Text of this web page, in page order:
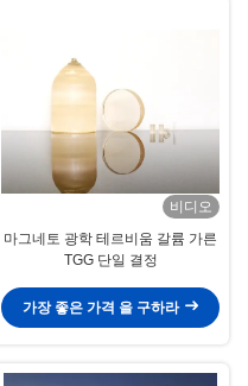
비디오
마그네토 광학 테르비움 갈륨 가른
TGG 단일 결정
가장 좋은 가격 을 구하라